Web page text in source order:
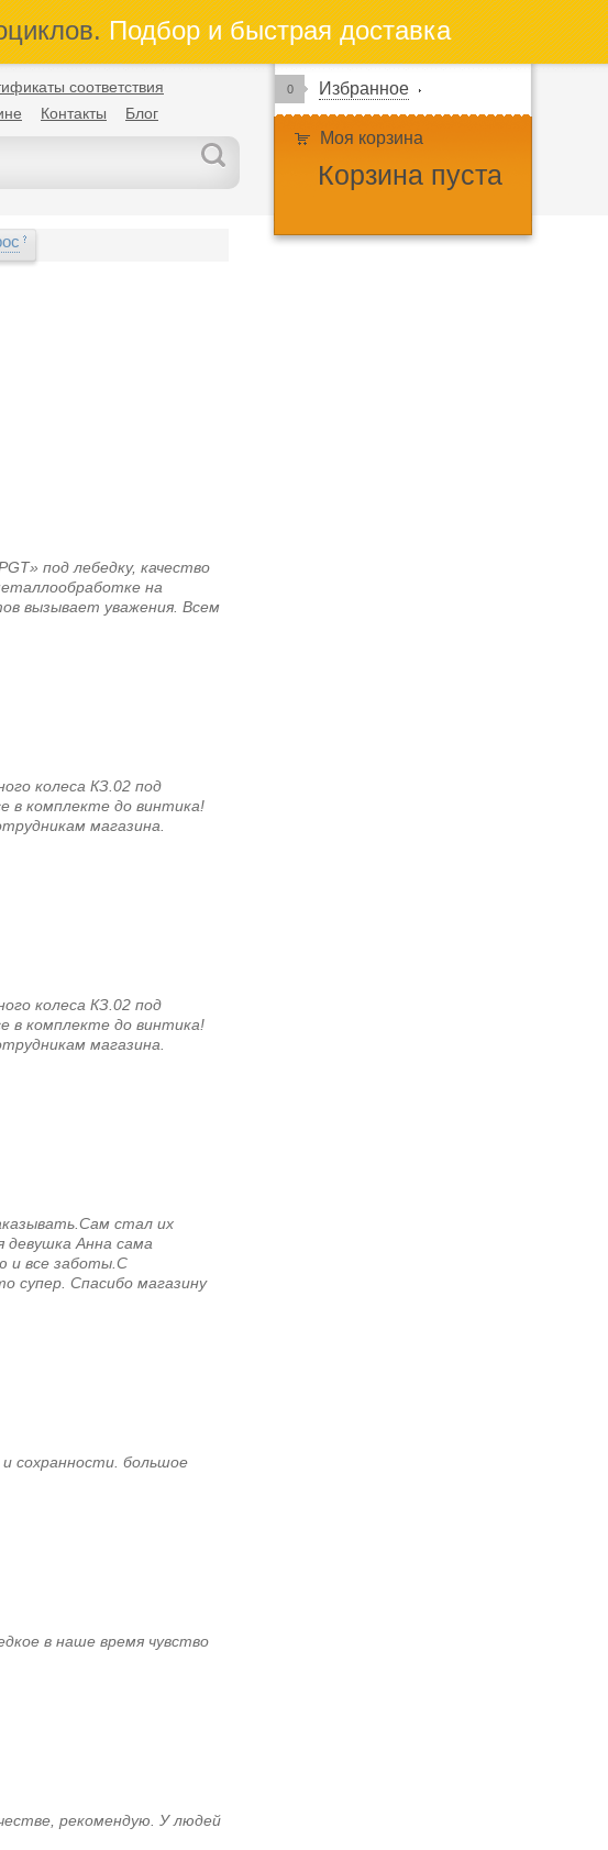
Подбор и быстрая доставка
соответствия
Контакты Блог
0 Избранное
Моя корзина
Корзина пуста
под лебедку, качество
на
вызывает уважения. Всем
колеса КЗ.02 под
в комплекте до винтика!
магазина.
колеса КЗ.02 под
в комплекте до винтика!
магазина.
стал их
девушка Анна сама
и все заботы.С
супер. Спасибо магазину
сохранности. большое
в наше время чувство
рекомендую. У людей